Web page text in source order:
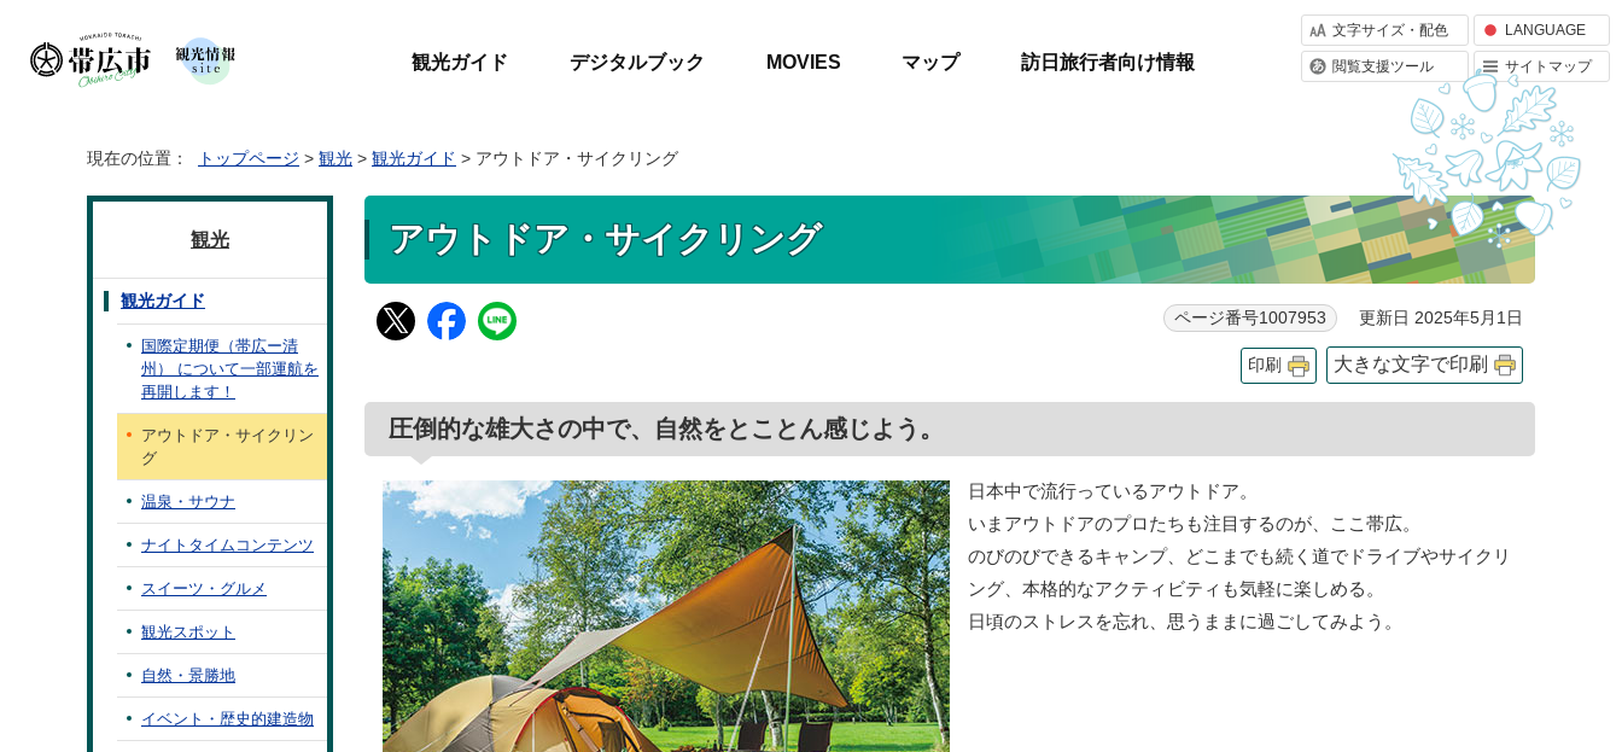
観光ガイド デジタルブック MOVIES マップ 訪日旅行者向け情報
文字サイズ・配色 LANGUAGE
閲覧支援ツール サイトマップ
現在の位置： トップページ > 観光 > 観光ガイド > アウトドア・サイクリング
アウトドア・サイクリング
ページ番号1007953 更新日 2025年5月1日
印刷 大きな文字で印刷
圧倒的な雄大さの中で、自然をとことん感じよう。
日本中で流行っているアウトドア。
いまアウトドアのプロたちも注目するのが、ここ帯広。
のびのびできるキャンプ、どこまでも続く道でドライブやサイクリ
ング、本格的なアクティビティも気軽に楽しめる。
日頃のストレスを忘れ、思うままに過ごしてみよう。
観光
観光ガイド
国際定期便（帯広ー清
州） について一部運航を
再開します！
アウトドア・サイクリン
グ
温泉・サウナ
ナイトタイムコンテンツ
スイーツ・グルメ
観光スポット
自然・景勝地
イベント・歴史的建造物